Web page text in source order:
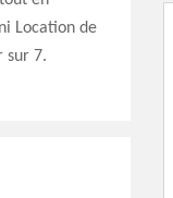
Location de
sur 7.